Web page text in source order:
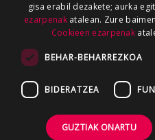
gisa erabil dezakete; aurka
ezarpenakatalean. Zure
Cookieen ezarpenak
BEHAR-BEHARREZKOA
BIDERATZEA
GUZTIAK ONARTU